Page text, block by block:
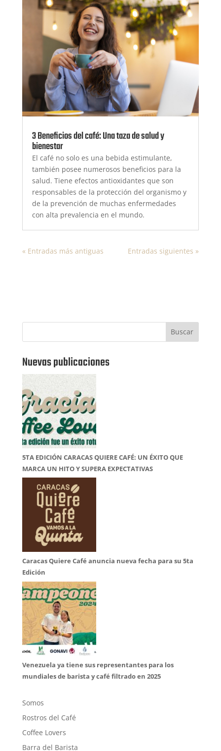
3 Beneficios del café: Una taza de salud y
bienestar
El café no solo es una bebida estimulante,
también posee numerosos beneficios para la
salud. Tiene efectos antioxidantes que son
responsables de la protección del organismo y
de la prevención de muchas enfermedades
con alta prevalencia en el mundo.
« Entradas más antiguas Entradas siguientes »
Buscar
Nuevas publicaciones
5TA EDICIÓN CARACAS QUIERE CAFÉ: UN ÉXITO QUE
MARCA UN HITO Y SUPERA EXPECTATIVAS
Caracas Quiere Café anuncia nueva fecha para su 5ta
Edición
Venezuela ya tiene sus representantes para los
mundiales de barista y café filtrado en 2025
Somos
Rostros del Café
Coffee Lovers
Barra del Barista